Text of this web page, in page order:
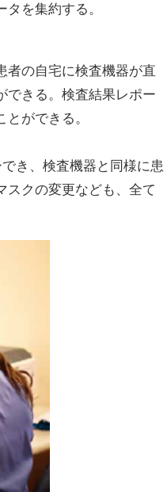
を集約する。
者の自宅に検査機器が直
できる。検査結果レポー
ができる。
き、検査機器と同様に患
スクの変更なども、全て